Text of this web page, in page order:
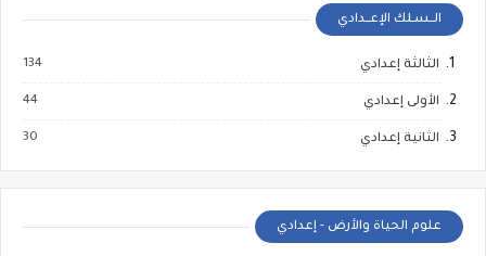
الــسـلك الإعــدادي
الثالثة إعدادي 134
الأولى إعدادي 44
الثانية إعدادي 30
علوم الحياة والأرض - إعدادي